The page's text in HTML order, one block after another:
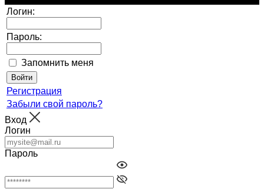
Логин:
Пароль:
Запомнить меня
Регистрация
Забыли свой пароль?
Вход
Логин
Пароль